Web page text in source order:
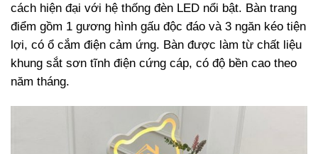
cách hiện đại với hệ thống đèn LED nổi bật. Bàn trang
điểm gồm 1 gương hình gấu độc đáo và 3 ngăn kéo tiện
lợi, có ổ cắm điện cảm ứng. Bàn được làm từ chất liệu
khung sắt sơn tĩnh điện cứng cáp, có độ bền cao theo
năm tháng.